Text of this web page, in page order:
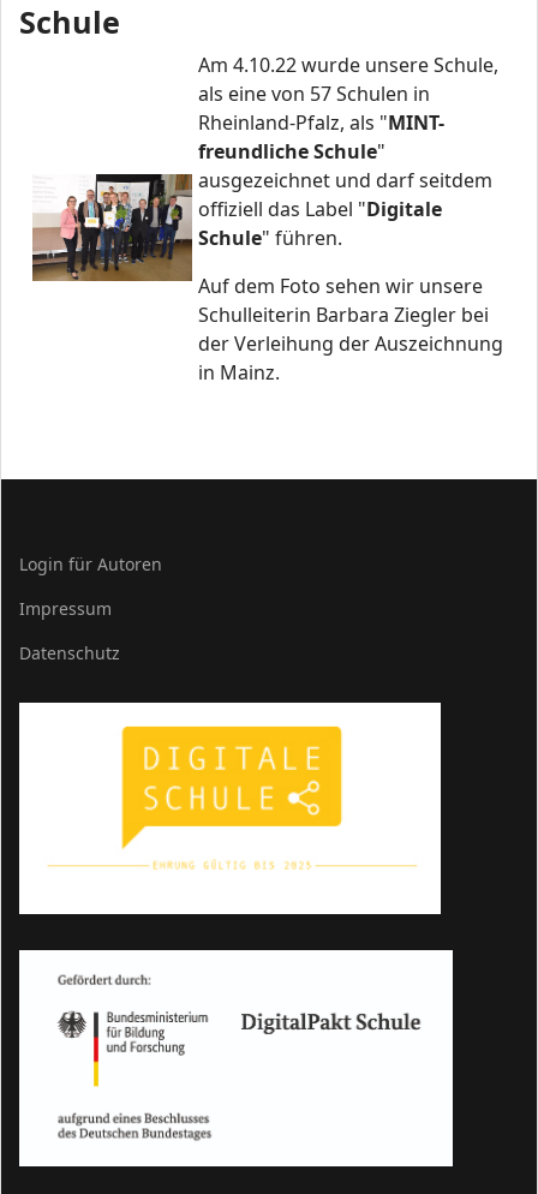
Schule
Am 4.10.22 wurde unsere Schule,
als eine von 57 Schulen in
Rheinland-Pfalz, als "MINT-
freundliche Schule"
ausgezeichnet und darf seitdem
offiziell das Label "Digitale
Schule" führen.
Auf dem Foto sehen wir unsere
Schulleiterin Barbara Ziegler bei
der Verleihung der Auszeichnung
in Mainz.
Login für Autoren
Impressum
Datenschutz